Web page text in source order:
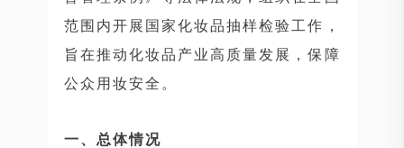
范围内开展国家化妆品抽样检验工作，
旨在推动化妆品产业高质量发展，保障
公众用妆安全。
一、总体情况